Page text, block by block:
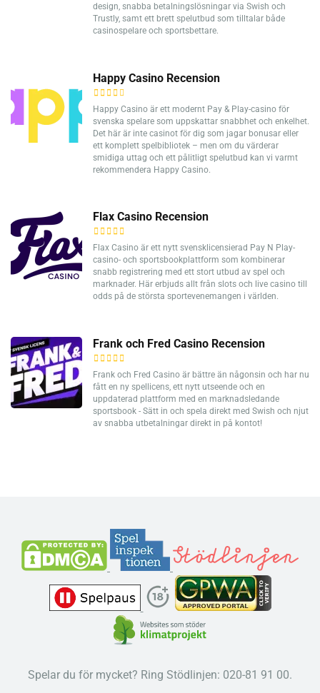
design, snabba betalningslösningar via Swish och
Trustly, samt ett brett spelutbud som tilltalar både
casinospelare och sportsbettare.
Happy Casino Recension
Happy Casino är ett modernt Pay & Play-casino för
svenska spelare som uppskattar snabbhet och enkelhet.
Det här är inte casinot för dig som jagar bonusar eller
ett komplett spelbibliotek – men om du värderar
smidiga uttag och ett pålitligt spelutbud kan vi varmt
rekommendera Happy Casino.
Flax Casino Recension
Flax Casino är ett nytt svensklicensierad Pay N Play-
casino- och sportsbookplattform som kombinerar
snabb registrering med ett stort utbud av spel och
marknader. Här erbjuds allt från slots och live casino till
odds på de största sportevenemangen i världen.
Frank och Fred Casino Recension
Frank och Fred Casino är bättre än någonsin och har nu
fått en ny spellicens, ett nytt utseende och en
uppdaterad plattform med en marknadsledande
sportsbook - Sätt in och spela direkt med Swish och njut
av snabba utbetalningar direkt in på kontot!
Spelar du för mycket? Ring Stödlinjen: 020-81 91 00.